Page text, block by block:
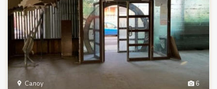
6
Салоу